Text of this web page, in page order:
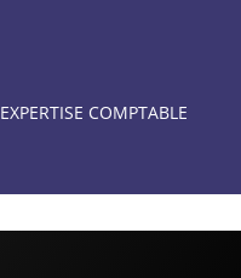
EXPERTISE COMPTABLE